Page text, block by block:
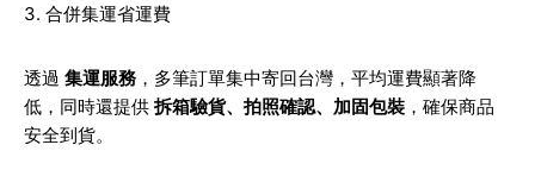
3. 合併集運省運費
透過 集運服務 ，多筆訂單集中寄回台灣，平均運費顯著降
低，同時還提供 拆箱驗貨、拍照確認、加固包裝 ，確保商品
安全到貨。